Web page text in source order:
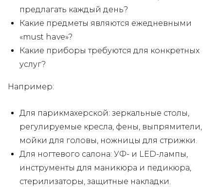
предлагать каждый день?
Какие предметы являются ежедневными
«must have»?
Какие приборы требуются для конкретных
услуг?
Например:
Для парикмахерской: зеркальные столы,
регулируемые кресла, фены, выпрямители,
мойки для головы, ножницы для стрижки.
Для ногтевого салона: УФ- и LED-лампы,
инструменты для маникюра и педикюра,
стерилизаторы, защитные накладки.